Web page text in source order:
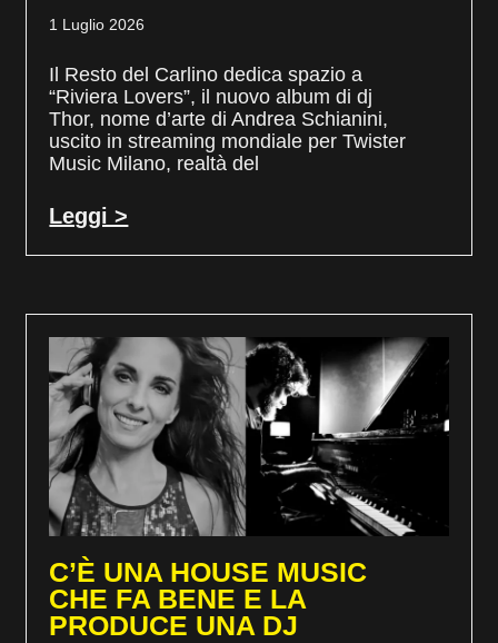
1 Luglio 2026
Il Resto del Carlino dedica spazio a
“Riviera Lovers”, il nuovo album di dj
Thor, nome d’arte di Andrea Schianini,
uscito in streaming mondiale per Twister
Music Milano, realtà del
Leggi >
C’È UNA HOUSE MUSIC
CHE FA BENE E LA
PRODUCE UNA DJ